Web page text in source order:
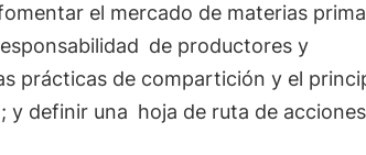
el mercado de materias
de productores y
prácticas de compartición y el
; y definir una hoja de ruta de